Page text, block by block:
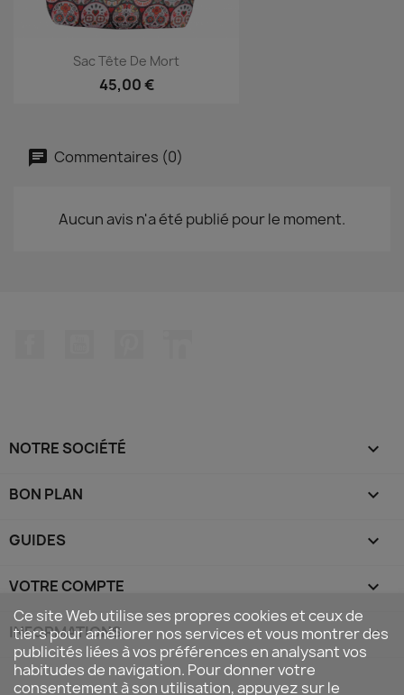
Sac Tête De Mort
45,00 €
Commentaires (0)
Aucun avis n'a été publié pour le moment.
NOTRE SOCIÉTÉ 
BON PLAN 
GUIDES 
VOTRE COMPTE 
INFORMATIONS keyboard_arrow_down
Ce site Web utilise ses propres cookies et ceux de
tiers pour améliorer nos services et vous montrer des
publicités liées à vos préférences en analysant vos
habitudes de navigation. Pour donner votre
consentement à son utilisation, appuyez sur le